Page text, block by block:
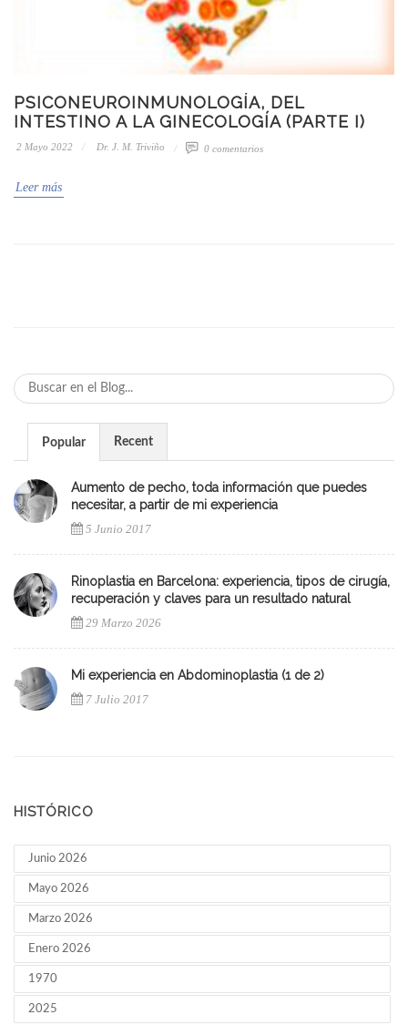
PSICONEUROINMUNOLOGÍA, DEL
INTESTINO A LA GINECOLOGÍA (PARTE I)
2 Mayo 2022 Dr. J. M. Triviño 0 comentarios
Leer más
Popular Recent
Aumento de pecho, toda información que puedes
necesitar, a partir de mi experiencia
5 Junio 2017
Rinoplastia en Barcelona: experiencia, tipos de cirugía,
recuperación y claves para un resultado natural
29 Marzo 2026
Mi experiencia en Abdominoplastia (1 de 2)
7 Julio 2017
HISTÓRICO
Junio 2026
Mayo 2026
Marzo 2026
Enero 2026
1970
2025